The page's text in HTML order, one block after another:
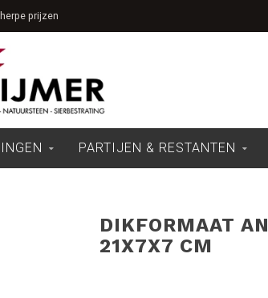
prijzen
PARTIJEN & RESTANTEN
DIKFORMAAT
21X7X7 CM